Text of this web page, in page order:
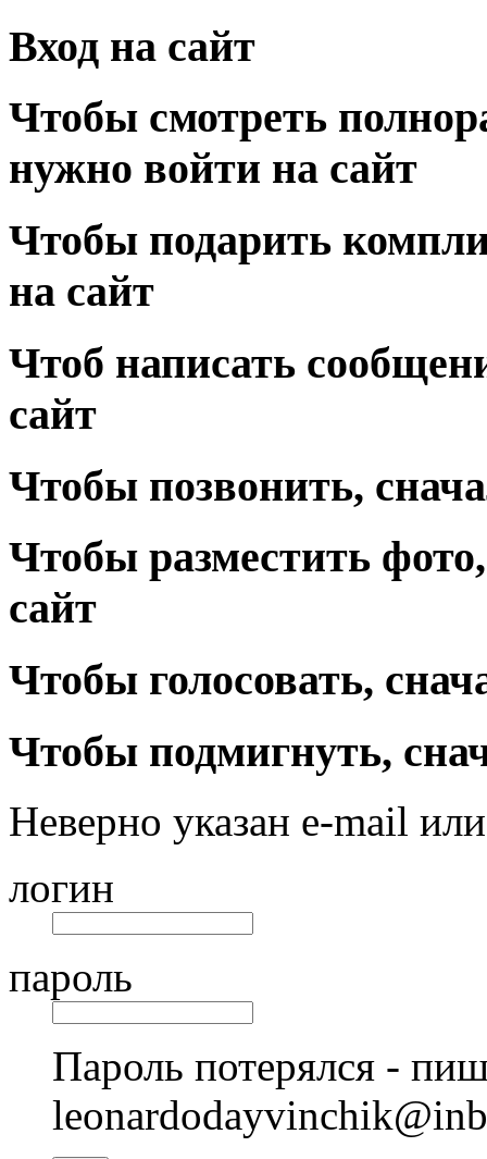
Вход на сайт
Чтобы смотреть
нужно войти на сайт
Чтобы подарить
на сайт
Чтоб написать
сайт
Чтобы позвонить,
Чтобы разместить
сайт
Чтобы голосовать,
Чтобы подмигнуть,
Неверно указан e-mail
логин
пароль
Пароль потерялся -